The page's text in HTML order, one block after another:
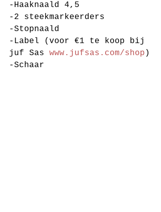
-Haaknaald 4,5
-2 steekmarkeerders
-Stopnaald
-Label (voor €1 te koop bij
juf Sas www.jufsas.com/shop )
-Schaar